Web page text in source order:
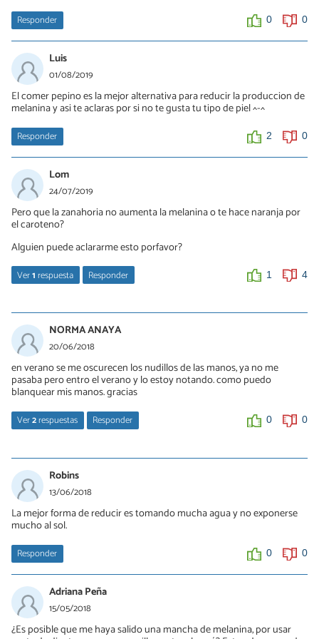
Responder 0 0
Luis
01/08/2019
El comer pepino es la mejor alternativa para reducir la produccion de
melanina y asi te aclaras por si no te gusta tu tipo de piel ^-^
Responder 2 0
Lom
24/07/2019
Pero que la zanahoria no aumenta la melanina o te hace naranja por
el caroteno?
Alguien puede aclararme esto porfavor?
Ver1respuesta Responder 1 4
01/08/2019
Segun yo solo pasa eso cuando la comes en exceso asi que no te
preocupes ^,-,^
Aunque te recomiendo el pepino :D
NORMA ANAYA
20/06/2018
en verano se me oscurecen los nudillos de las manos, ya no me
pasaba pero entro el verano y lo estoy notando. como puedo
blanquear mis manos. gracias
Ver2respuestas Responder 0 0
03/07/2018
SOY NEGRA Y QUIERO DISMINUIR LA TEZ OSCURA D EMI CARA
Q HAGO PORFA ESPERO AYUDA
14/11/2019
Lilian,que tonta estás ,si eres de ese color no reniegues de tu
color.
Robins
13/06/2018
La mejor forma de reducir es tomando mucha agua y no exponerse
mucho al sol.
Responder 0 0
Adriana Peña
15/05/2018
¿Es posible que me haya salido una mancha de melanina, por usar